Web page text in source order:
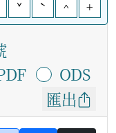
ˇ ˋ ^ +
ODS
匯出